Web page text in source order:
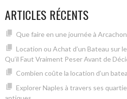
ARTICLES RÉCENTS
Que faire en une journée à Arcachon
Location ou Achat d’un Bateau sur
Qu’il Faut Vraiment Peser Avant de
Combien coûte la location d’un
Explorer Naples à travers ses